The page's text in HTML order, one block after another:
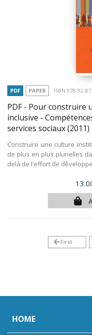
PDF PAPER ISBN 978-92-
PDF - Pour construire
inclusive -
services sociaux(2011)
Construire une culture
de plus en plus plurielles
delà de l'effort de
arrow_backFirst
HOME